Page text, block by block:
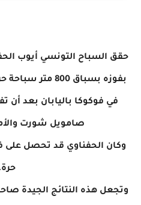
حقق السباح التونسي أيوب
بفوزه بسباق 800
في فوكوكا باليابان بعد أن
صامويل شورت